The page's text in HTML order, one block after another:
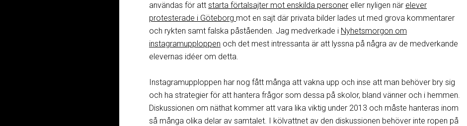
användas för att starta förtalsajter mot enskilda personer eller nyligen när elever
protesterade i Göteborg mot en sajt där privata bilder lades ut med grova kommentarer
och rykten samt falska påståenden. Jag medverkade i Nyhetsmorgon om
instagramupploppen och det mest intressanta är att lyssna på några av de medverkande
elevernas idéer om detta.
Instagramupploppen har nog fått många att vakna upp och inse att man behöver bry sig
och ha strategier för att hantera frågor som dessa på skolor, bland vänner och i hemmen.
Diskussionen om näthat kommer att vara lika viktig under 2013 och måste hanteras inom
så många olika delar av samtalet. I kölvattnet av den diskussionen behöver inte ropen på